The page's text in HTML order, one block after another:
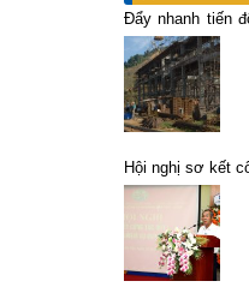
Đẩy nhanh tiến
Cao Bằng
Hội nghị sơ kết
vụ quý II năm 2024